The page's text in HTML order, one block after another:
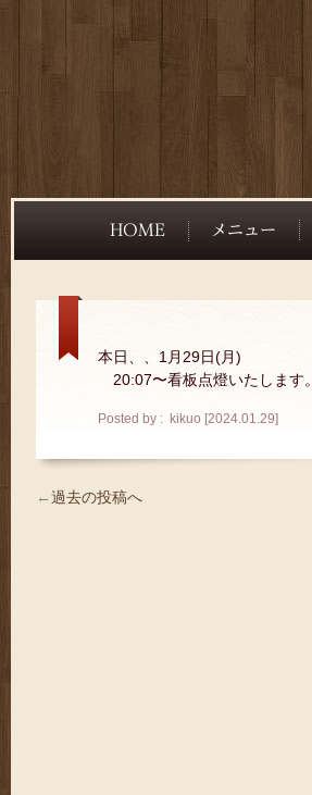
本日、、1月29日(月)
20:07〜看板点燈いたします。
Posted by : kikuo [2024.01.29]
←過去の投稿へ